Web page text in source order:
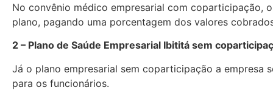
No convênio médico empresarial com coparticipação,
plano, pagando uma porcentagem dos valores
2 – Plano de Saúde Empresarial Ibititá sem
Já o plano empresarial sem coparticipação a empresa
para os funcionários.